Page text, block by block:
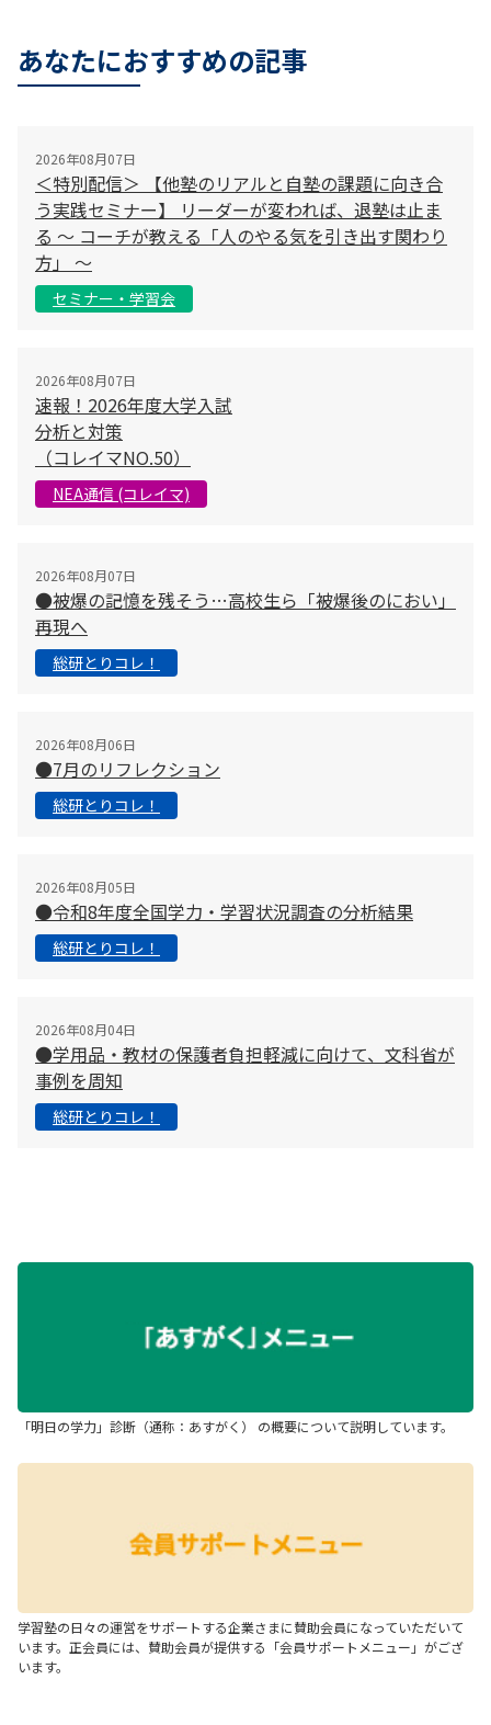
あなたにおすすめの記事
2026年08月07日
＜特別配信＞ 【他塾のリアルと自塾の課題に向き合
う実践セミナー】 リーダーが変われば、退塾は止ま
る 〜 コーチが教える「人のやる気を引き出す関わり
方」 〜
セミナー・学習会
2026年08月07日
速報！2026年度大学入試
分析と対策
（コレイマNO.50）
NEA通信 (コレイマ)
2026年08月07日
●被爆の記憶を残そう…高校生ら「被爆後のにおい」
再現へ
総研とりコレ！
2026年08月06日
●7月のリフレクション
総研とりコレ！
2026年08月05日
●令和8年度全国学力・学習状況調査の分析結果
総研とりコレ！
2026年08月04日
●学用品・教材の保護者負担軽減に向けて、文科省が
事例を周知
総研とりコレ！
「明日の学力」診断（通称：あすがく） の概要について説明しています。
学習塾の日々の運営をサポートする企業さまに賛助会員になっていただいて
います。正会員には、賛助会員が提供する「会員サポートメニュー」がござ
います。